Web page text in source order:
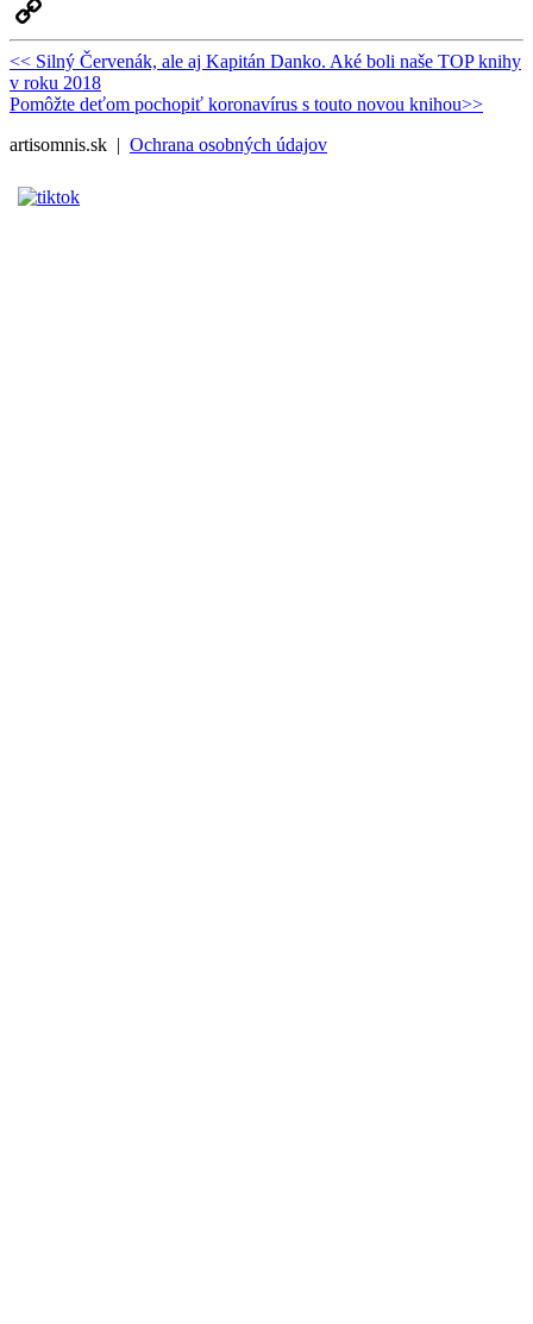
Facebook
Copy
Link
Navigácia
v
<< Previous
post:
Silný Červenák, ale aj Kapitán Danko. Aké boli naše TOP knihy
v roku 2018
Next
Pomôžte deťom pochopiť koronavírus s touto novou knihou>>
artisomnis.sk | Ochrana osobných údajov